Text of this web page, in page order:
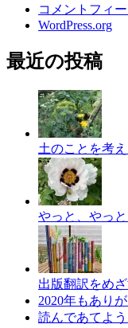
コメントフィ
WordPress.org
最近の投稿
土のことを考
やっと、やっと
出版翻訳をめ
2020年もあり
読んであてよ